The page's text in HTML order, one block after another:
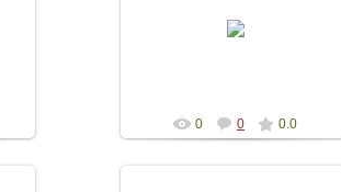
презентация альманаха Лира
Боспора выпуск 16
0 0 0.0